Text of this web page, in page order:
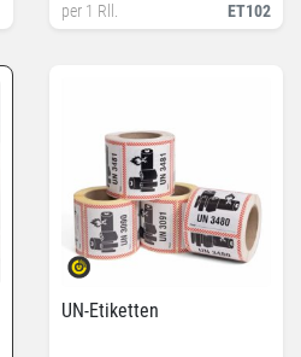
ET102
per 1 Rll.
UN-Etiketten